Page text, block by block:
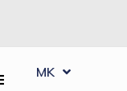
MK
SQ